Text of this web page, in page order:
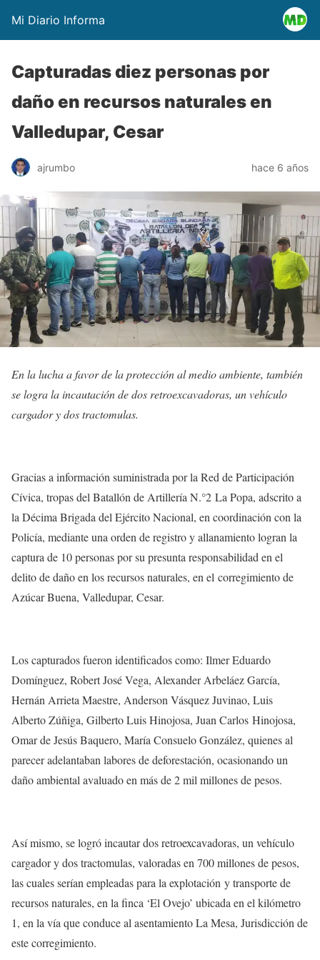
Mi Diario Informa
Capturadas diez personas por
daño en recursos naturales en
Valledupar, Cesar
ajrumbo hace 6 años
En la lucha a favor de la protección al medio ambiente, también
se logra la incautación de dos retroexcavadoras, un vehículo
cargador y dos tractomulas.
Gracias a información suministrada por la Red de Participación
Cívica, tropas del Batallón de Artillería N.°2 La Popa, adscrito a
la Décima Brigada del Ejército Nacional, en coordinación con la
Policía, mediante una orden de registro y allanamiento logran la
captura de 10 personas por su presunta responsabilidad en el
delito de daño en los recursos naturales, en el corregimiento de
Azúcar Buena, Valledupar, Cesar.
Los capturados fueron identificados como: Ilmer Eduardo
Domínguez, Robert José Vega, Alexander Arbeláez García,
Hernán Arrieta Maestre, Anderson Vásquez Juvinao, Luis
Alberto Zúñiga, Gilberto Luis Hinojosa, Juan Carlos Hinojosa,
Omar de Jesús Baquero, María Consuelo González, quienes al
parecer adelantaban labores de deforestación, ocasionando un
daño ambiental avaluado en más de 2 mil millones de pesos.
Así mismo, se logró incautar dos retroexcavadoras, un vehículo
cargador y dos tractomulas, valoradas en 700 millones de pesos,
las cuales serían empleadas para la explotación y transporte de
recursos naturales, en la finca ‘El Ovejo’ ubicada en el kilómetro
1, en la vía que conduce al asentamiento La Mesa, Jurisdicción de
este corregimiento.